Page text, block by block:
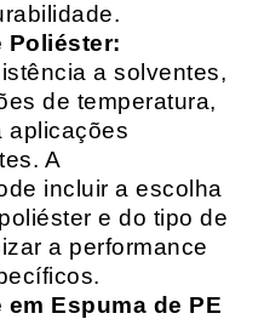
Poliéster:
a solventes,
de temperatura,
aplicações
A
incluir a escolha
e do tipo de
a performance
Espuma de PE